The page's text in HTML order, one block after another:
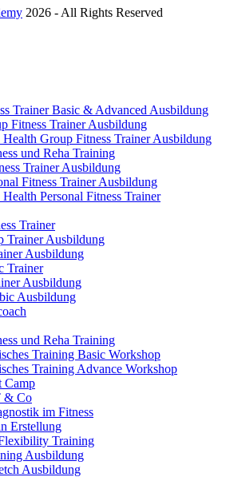
2026 - All Rights Reserved
Trainer Basic & Advanced Ausbildung
Fitness Trainer Ausbildung
Health Group Fitness Trainer Ausbildung
und Reha Training
Trainer Ausbildung
Fitness Trainer Ausbildung
Personal Fitness Trainer
Trainer
Trainer Ausbildung
Ausbildung
Trainer
Ausbildung
Ausbildung
und Reha Training
Training Basic Workshop
Training Advance Workshop
Camp
& Co
im Fitness
Erstellung
Training
Ausbildung
Ausbildung